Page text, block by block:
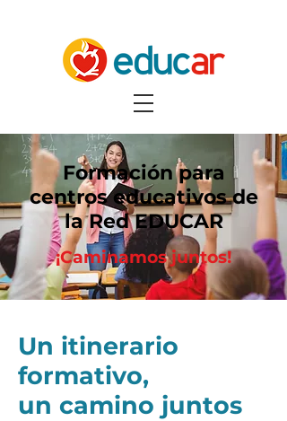
Formación para
centros educativos de
la Red EDUCAR
¡Caminamos juntos!
Un itinerario
formativo,
un camino juntos